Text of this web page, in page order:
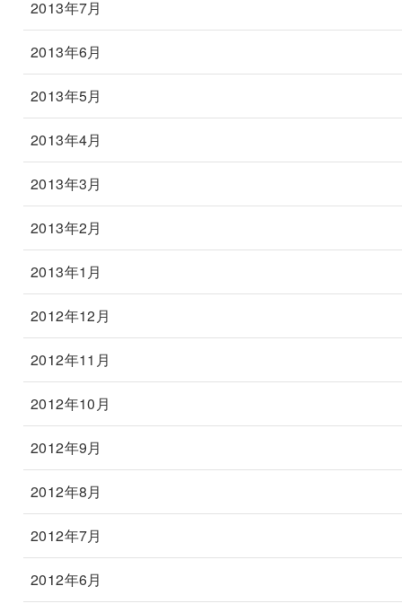
2013年7月
2013年6月
2013年5月
2013年4月
2013年3月
2013年2月
2013年1月
2012年12月
2012年11月
2012年10月
2012年9月
2012年8月
2012年7月
2012年6月